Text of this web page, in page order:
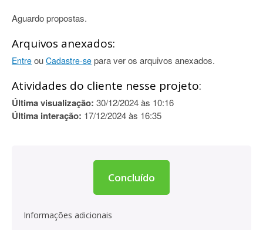
Aguardo propostas.
Arquivos anexados:
Entre ou Cadastre-se para ver os arquivos anexados.
Atividades do cliente nesse projeto:
Última visualização: 30/12/2024 às 10:16
Última interação: 17/12/2024 às 16:35
Concluído
Informações adicionais